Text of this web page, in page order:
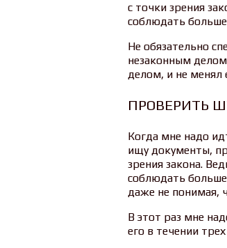
с точки зрения
соблюдать
Не обязательно
незаконным
делом, и не менял
ПРОВЕРИТЬ
Когда мне надо
ищу документы,
зрения закона.
соблюдать больше
даже не понимая,
В этот раз мне
его в течении